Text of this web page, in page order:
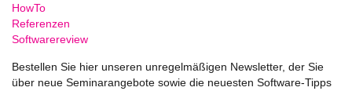
HowTo
Referenzen
Softwarereview
Bestellen Sie hier unseren unregelmäßigen Newsletter, der Sie
über neue Seminarangebote sowie die neuesten Software-Tipps